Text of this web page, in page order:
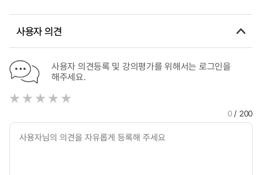
사용자 의견
사용자 의견등록 및 강의평가를 위해서는 로그인을
해주세요.
0/ 200